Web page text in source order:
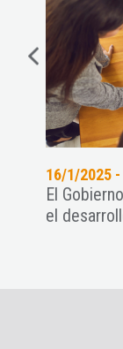
16/1/2025 -
El
el